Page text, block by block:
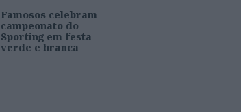
Famosos celebram
campeonato do
Sporting em festa
verde e branca